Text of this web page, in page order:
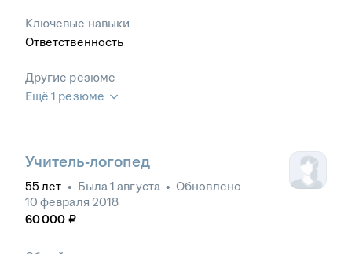
Ключевые навыки
Ответственность
Другие резюме
Ещё 1 резюме
Учитель-логопед
55 лет • Была1 августа • Обновлено
10 февраля 2018
60 000 ₽